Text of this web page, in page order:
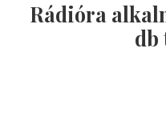
Rádióra
db